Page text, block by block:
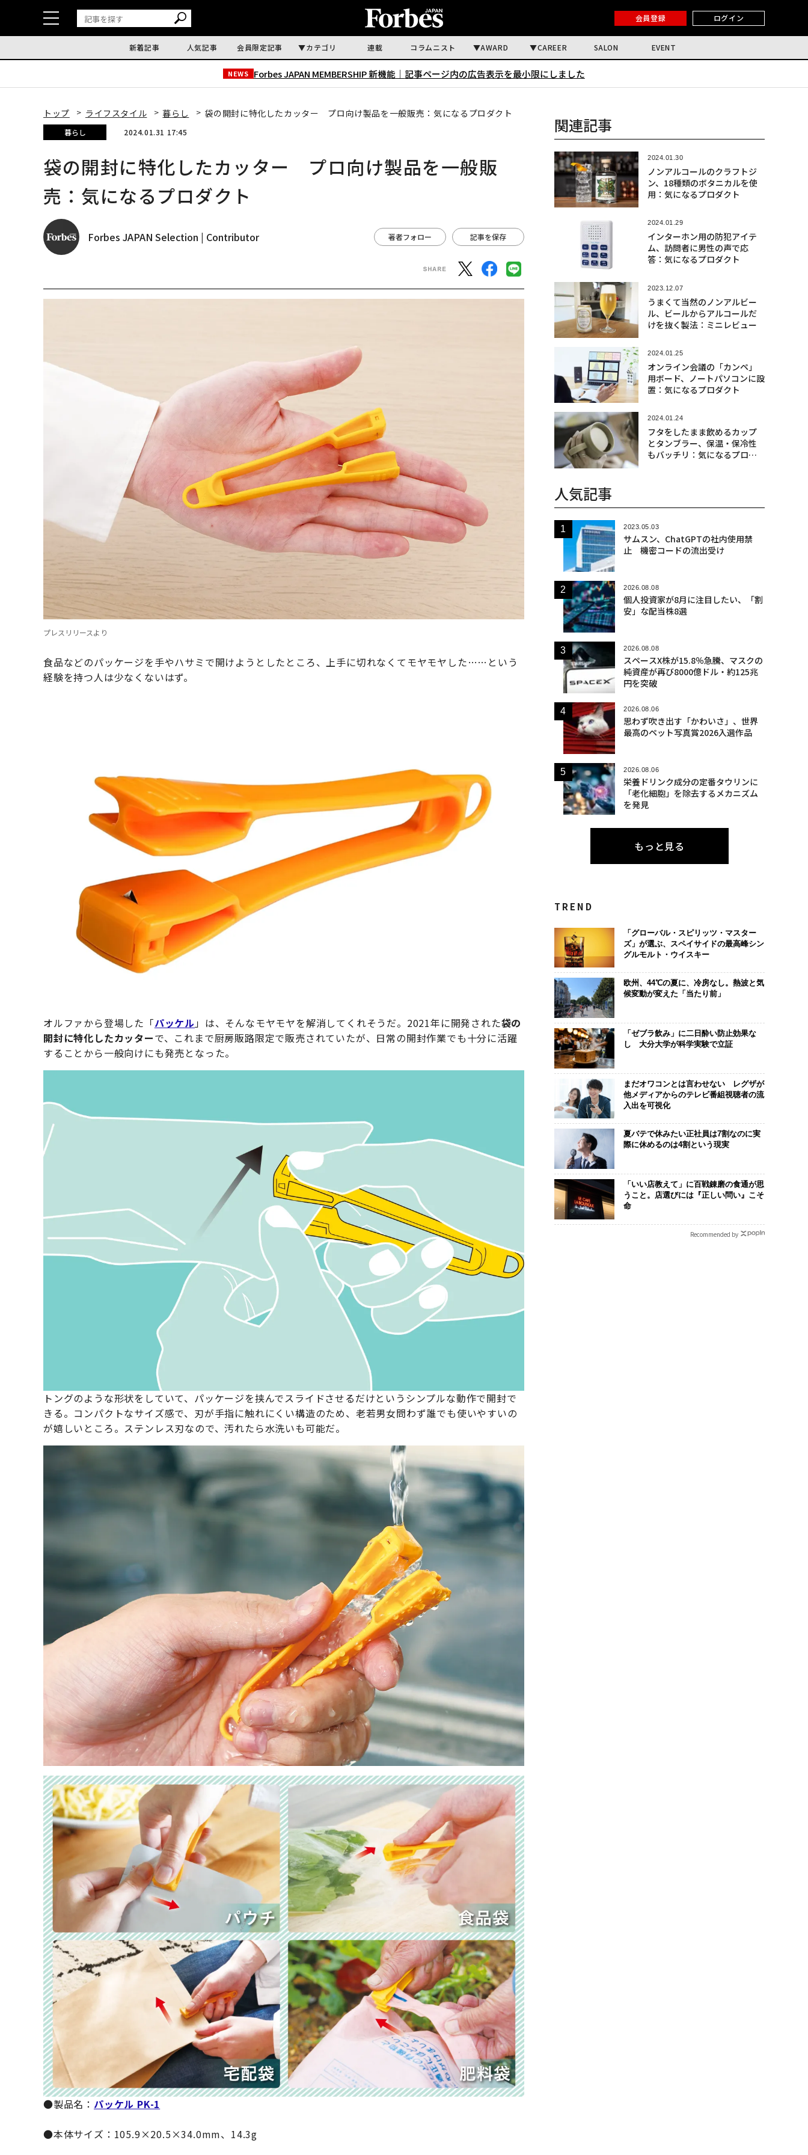
会員登録 ログイン
新着記事 人気記事 会員限定記事 カテゴリ 連載 コラムニスト AWARD CAREER SALON EVENT
NEWS Forbes JAPAN MEMBERSHIP 新機能｜ 記事ページ内の広告表示を最小限にしました
トップ ライフスタイル 暮らし 袋の開封に特化したカッター プロ向け製品を一般販売：気になるプロダクト
暮らし 2024.01.31 17:45
袋の開封に特化したカッター プロ向け製品を一般販
売：気になるプロダクト
Forbes JAPAN Selection | Contributor 著者フォロー 記事を保存
プレスリリースより
食品などのパッケージを手やハサミで開けようとしたところ、上手に切れなくてモヤモヤした……という
経験を持つ人は少なくないはず。
オルファから登場した「パッケル 」は、そんなモヤモヤを解消してくれそうだ。2021年に開発された袋の
開封に特化したカッターで、これまで厨房販路限定で販売されていたが、日常の開封作業でも十分に活躍
することから一般向けにも発売となった。
トングのような形状をしていて、パッケージを挟んでスライドさせるだけというシンプルな動作で開封で
きる。コンパクトなサイズ感で、刃が手指に触れにくい構造のため、老若男女問わず誰でも使いやすいの
が嬉しいところ。ステンレス刃なので、汚れたら水洗いも可能だ。
●製品名： パッケル PK-1
●本体サイズ：105.9×20.5×34.0mm、14.3g
関連記事
2024.01.30
ノンアルコールのクラフトジ
ン、18種類のボタニカルを使
用：気になるプロダクト
2024.01.29
インターホン用の防犯アイテ
ム、訪問者に男性の声で応
答：気になるプロダクト
2023.12.07
うまくて当然のノンアルビー
ル、ビールからアルコールだ
けを抜く製法：ミニレビュー
2024.01.25
オンライン会議の「カンペ」
用ボード、ノートパソコンに設
置：気になるプロダクト
2024.01.24
フタをしたまま飲めるカップ
とタンブラー、保温・保冷性
もバッチリ：気になるプロダ
人気記事
2023.05.03
サムスン、ChatGPTの社内使用禁
止 機密コードの流出受け
2026.08.08
個人投資家が8月に注目したい、「割
安」な配当株8選
2026.08.08
スペースX株が15.8％急騰、マスクの
純資産が再び8000億ドル・約125兆
円を突破
2026.08.06
思わず吹き出す「かわいさ」、世界
最高のペット写真賞2026入選作品
2026.08.06
栄養ドリンク成分の定番タウリンに
「老化細胞」を除去するメカニズム
を発見
もっと見る
TREND
「グローバル・スピリッツ・マスター
ズ」が選ぶ、スペイサイドの最高峰シン
グルモルト・ウイスキー
欧州、44℃の夏に、冷房なし。熱波と気
候変動が変えた「当たり前」
「ゼブラ飲み」に二日酔い防止効果な
し 大分大学が科学実験で立証
まだオワコンとは言わせない レグザが
他メディアからのテレビ番組視聴者の流
入出を可視化
夏バテで休みたい正社員は7割なのに実
際に休めるのは4割という現実
「いい店教えて」に百戦錬磨の食通が思
うこと。店選びには『正しい問い』こそ
命
Recommended by